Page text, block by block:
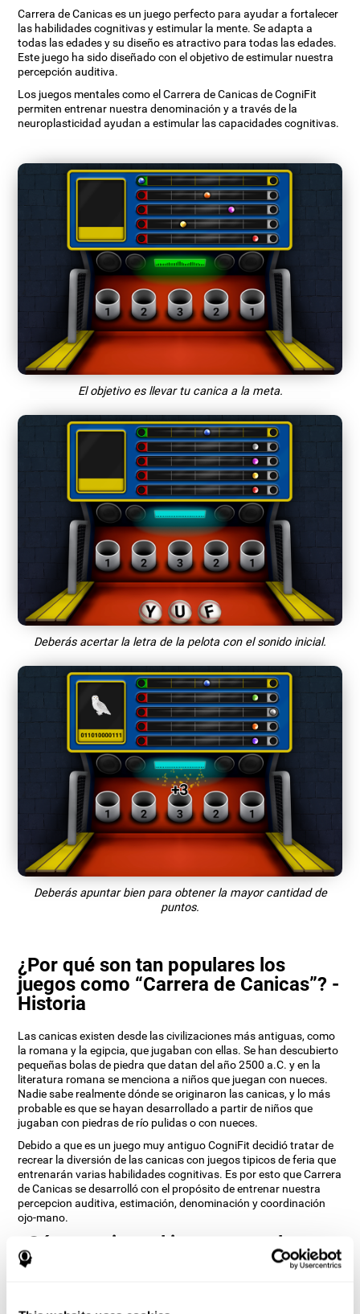
Carrera de Canicas es un juego perfecto para ayudar a fortalecer
las habilidades cognitivas y estimular la mente. Se adapta a
todas las edades y su diseño es atractivo para todas las edades.
Este juego ha sido diseñado con el objetivo de estimular nuestra
percepción auditiva.
Los juegos mentales como el Carrera de Canicas de CogniFit
permiten entrenar nuestra denominación y a través de la
neuroplasticidad ayudan a estimular las capacidades cognitivas.
El objetivo es llevar tu canica a la meta.
Deberás acertar la letra de la pelota con el sonido inicial.
Deberás apuntar bien para obtener la mayor cantidad de
puntos.
¿Por qué son tan populares los
juegos como “Carrera de Canicas”? -
Historia
Las canicas existen desde las civilizaciones más antiguas, como
la romana y la egipcia, que jugaban con ellas. Se han descubierto
pequeñas bolas de piedra que datan del año 2500 a.C. y en la
literatura romana se menciona a niños que juegan con nueces.
Nadie sabe realmente dónde se originaron las canicas, y lo más
probable es que se hayan desarrollado a partir de niños que
jugaban con piedras de río pulidas o con nueces.
Debido a que es un juego muy antiguo CogniFit decidió tratar de
recrear la diversión de las canicas con juegos tipicos de feria que
entrenarán varias habilidades cognitivas. Es por esto que Carrera
de Canicas se desarrolló con el propósito de entrenar nuestra
percepcion auditiva, estimación, denominación y coordinación
ojo-mano.
¿Cómo mejora el juego mental
“Carrera de Canicas” mis habilidades